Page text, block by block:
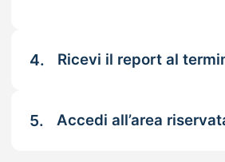
4. Ricevi il report al
5. Accedi all’area